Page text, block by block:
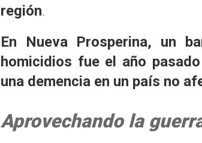
región.
En Nueva Prosperina, un
homicidios fue el año
una demencia en un país no
Aprovechando la